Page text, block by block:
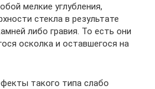
мелкие углубления,
стекла в результате
либо гравия. То есть они
осколка и оставшегося на
такого типа слабо